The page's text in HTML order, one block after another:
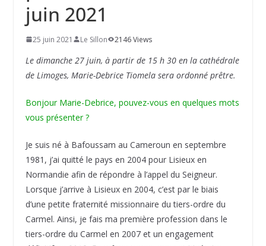
juin 2021
25 juin 2021 Le Sillon 2146 Views
Le dimanche 27 juin, à partir de 15 h 30 en la cathédrale
de Limoges, Marie-Debrice Tiomela sera ordonné prêtre.
Bonjour Marie-Debrice, pouvez-vous en quelques mots
vous présenter ?
Je suis né à Bafoussam au Cameroun en septembre
1981, j’ai quitté le pays en 2004 pour Lisieux en
Normandie afin de répondre à l’appel du Seigneur.
Lorsque j’arrive à Lisieux en 2004, c’est par le biais
d’une petite fraternité missionnaire du tiers-ordre du
Carmel. Ainsi, je fais ma première profession dans le
tiers-ordre du Carmel en 2007 et un engagement